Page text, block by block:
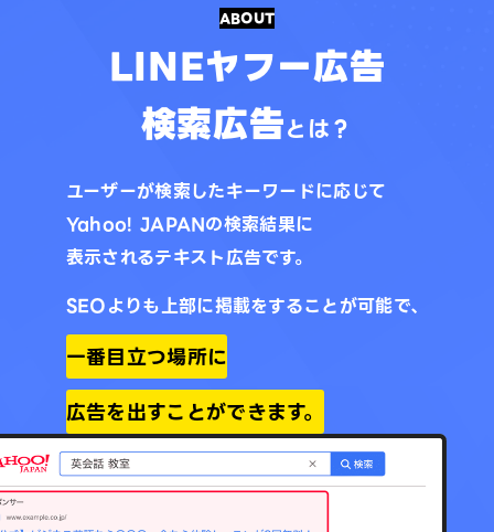
ABOUT
LINEヤフー広告
検索広告とは？
ユーザーが検索したキーワードに応じて
Yahoo! JAPANの検索結果に
表示されるテキスト広告です。
SEOよりも上部に掲載をすることが可能で、
一番目立つ場所に
広告を出すことができます。